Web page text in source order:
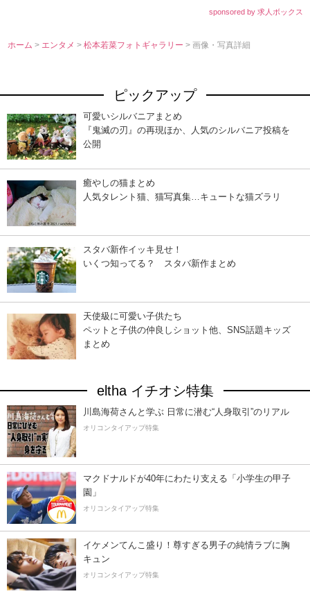
sponsored by 求人ボックス
ホーム > エンタメ>松本若菜フォトギャラリー> 画像・写真詳細
ピックアップ
可愛いシルバニアまとめ
『鬼滅の刃』の再現ほか、人気のシルバニア投稿を
公開
癒やしの猫まとめ
人気タレント猫、猫写真集…キュートな猫ズラリ
スタバ新作イッキ見せ！
いくつ知ってる？ スタバ新作まとめ
天使級に可愛い子供たち
ペットと子供の仲良しショット他、SNS話題キッズ
まとめ
eltha イチオシ特集
川島海荷さんと学ぶ 日常に潜む“人身取引”のリアル
オリコンタイアップ特集
マクドナルドが40年にわたり支える「小学生の甲子
園」
オリコンタイアップ特集
イケメンてんこ盛り！尊すぎる男子の純情ラブに胸
キュン
オリコンタイアップ特集